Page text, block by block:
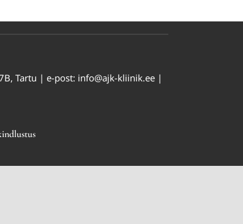
Tartu | e-post: info@ajk-kliinik.ee |